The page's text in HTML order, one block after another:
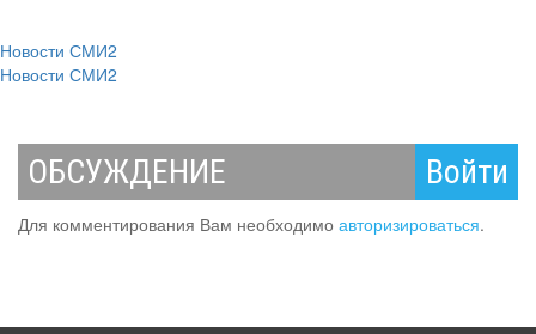
Новости СМИ2
Новости СМИ2
ОБСУЖДЕНИЕ Войти
Для комментирования Вам необходимо авторизироваться.